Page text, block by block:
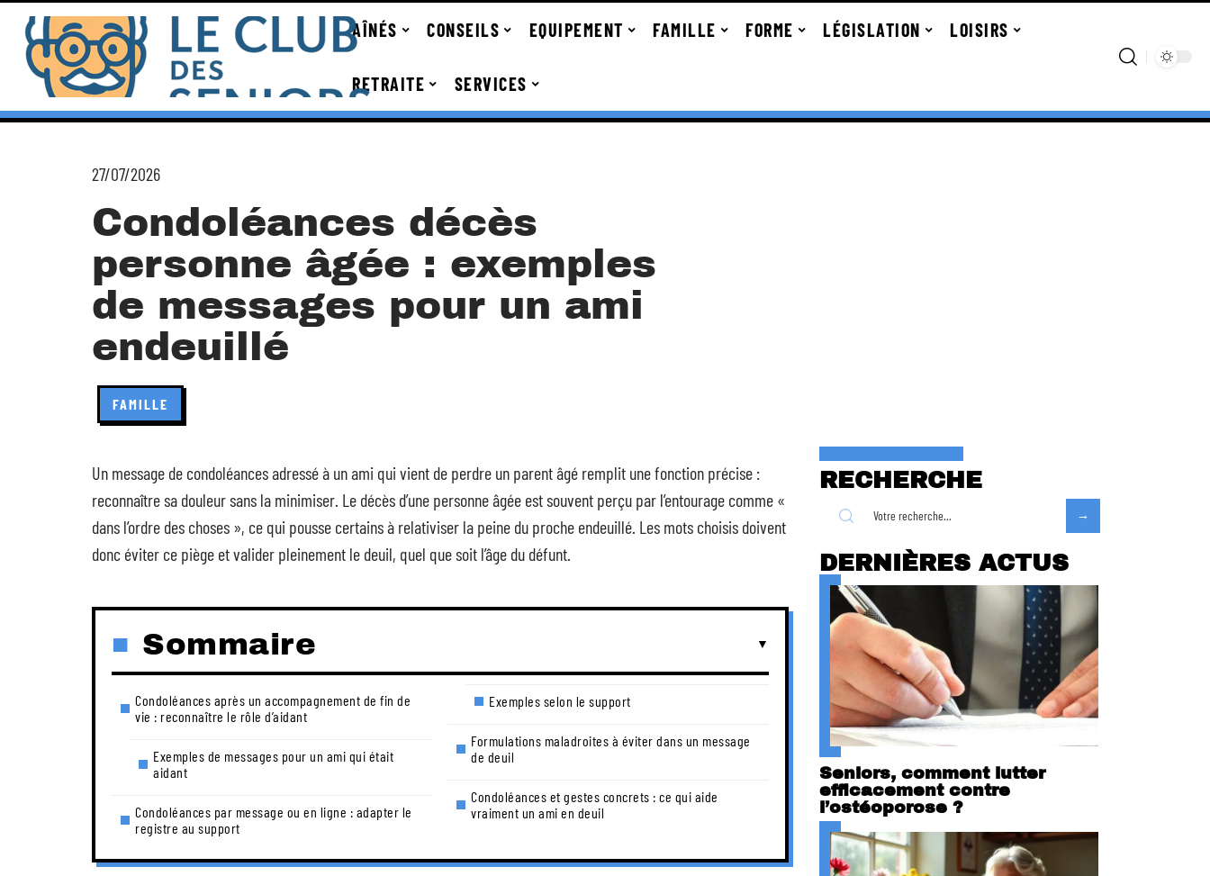
AÎNÉS CONSEILS EQUIPEMENT FAMILLE FORME LÉGISLATION LOISIRS
RETRAITE SERVICES
27/07/2026
Condoléances décès
personne âgée : exemples
de messages pour un ami
endeuillé
FAMILLE
Un message de condoléances adressé à un ami qui vient de perdre un parent âgé remplit une fonction précise :
reconnaître sa douleur sans la minimiser. Le décès d’une personne âgée est souvent perçu par l’entourage comme «
dans l’ordre des choses », ce qui pousse certains à relativiser la peine du proche endeuillé. Les mots choisis doivent
donc éviter ce piège et valider pleinement le deuil, quel que soit l’âge du défunt.
Sommaire
Condoléances après un accompagnement de fin de
vie : reconnaître le rôle d’aidant
Exemples de messages pour un ami qui était
aidant
Condoléances par message ou en ligne : adapter le
registre au support
Exemples selon le support
Formulations maladroites à éviter dans un message
de deuil
Condoléances et gestes concrets : ce qui aide
vraiment un ami en deuil
RECHERCHE
DERNIÈRES ACTUS
Seniors, comment lutter
efficacement contre
l’ostéoporose ?